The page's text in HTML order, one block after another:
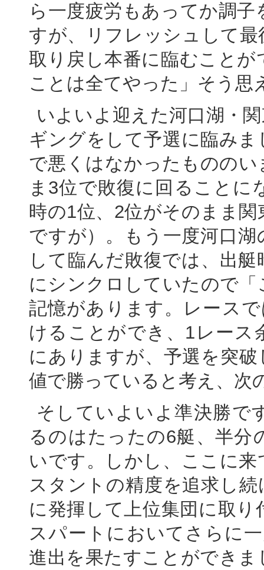
ら一度疲労もあってか調
すが、リフレッシュして
取り戻し本番に臨むこと
ことは全てやった」そう思
いよいよ迎えた河口湖・
ギングをして予選に臨み
で悪くはなかったものの
ま3位で敗復に回ることに
時の1位、2位がそのまま
ですが）。もう一度河口
して臨んだ敗復では、出
にシンクロしていたので
記憶があります。レース
けることができ、1レース
にありますが、予選を突
値で勝っていると考え、次
そしていよいよ準決勝で
るのはたったの6艇、半分
いです。しかし、ここに
スタントの精度を追求し
に発揮して上位集団に取
スパートにおいてさらに
進出を果たすことができ